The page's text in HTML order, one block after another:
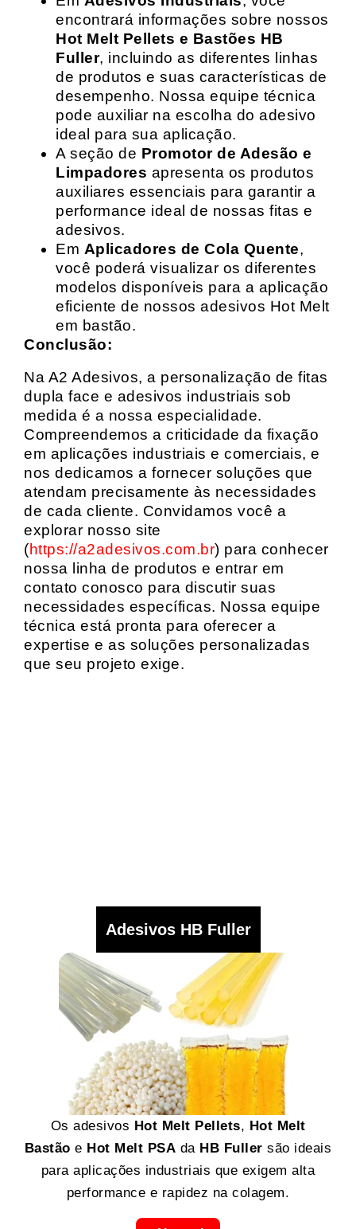
encontrará informações sobre nossos
Hot Melt Pellets e Bastões HB
Fuller, incluindo as diferentes linhas
de produtos e suas características de
desempenho. Nossa equipe técnica
pode auxiliar na escolha do adesivo
ideal para sua aplicação.
A seção de Promotor de Adesão e
Limpadores apresenta os produtos
auxiliares essenciais para garantir a
performance ideal de nossas fitas e
adesivos.
Em Aplicadores de Cola Quente,
você poderá visualizar os diferentes
modelos disponíveis para a aplicação
eficiente de nossos adesivos Hot Melt
em bastão.
Conclusão:
Na A2 Adesivos, a personalização de fitas
dupla face e adesivos industriais sob
medida é a nossa especialidade.
Compreendemos a criticidade da fixação
em aplicações industriais e comerciais, e
nos dedicamos a fornecer soluções que
atendam precisamente às necessidades
de cada cliente. Convidamos você a
explorar nosso site
(https://a2adesivos.com.br) para conhecer
nossa linha de produtos e entrar em
contato conosco para discutir suas
necessidades específicas. Nossa equipe
técnica está pronta para oferecer a
expertise e as soluções personalizadas
que seu projeto exige.
Adesivos HB Fuller
Os adesivos Hot Melt Pellets, Hot Melt
Bastão e Hot Melt PSA da HB Fuller são ideais
para aplicações industriais que exigem alta
performance e rapidez na colagem.